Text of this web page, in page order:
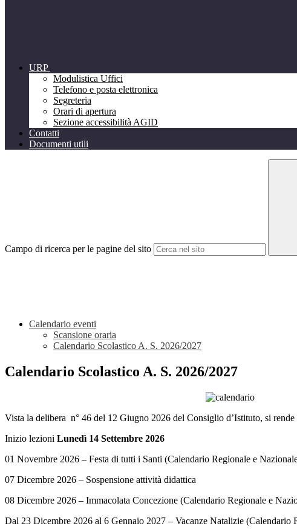
URP
Modulistica Uffici
Telefono e posta elettronica
Segreteria
Orari di apertura
Sezione accessibilità AGID
Contatti
Documenti utili
Campo di ricerca per le pagine del sito
Calendario eventi
Scansione oraria
Calendario Scolastico A. S. 2026/2027
Calendario Scolastico A. S. 2026/2027
Vista la delibera n° 46 del 12 Giugno 2026 del Consiglio d’Istituto, si
Inizio lezioni Lunedì 14 Settembre 2026
01 Novembre 2026 – Festa di tutti i Santi (Calendario Regionale e
07 Dicembre 2026 – Sospensione attività didattica
08 Dicembre 2026 – Immacolata Concezione (Calendario Regionale e
Dal 23 Dicembre 2026 al 6 Gennaio 2027 – Vacanze Natalizie (Calendario